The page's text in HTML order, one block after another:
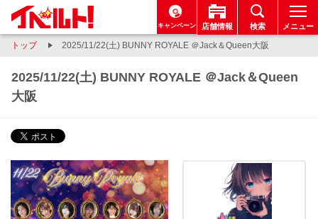
キャンペーン 店舗情報 検索 メニュー
トップ 2025/11/22(土) BUNNY ROYALE ＠Jack＆Queen大阪
2025/11/22(土) BUNNY ROYALE ＠Jack＆Queen
大阪